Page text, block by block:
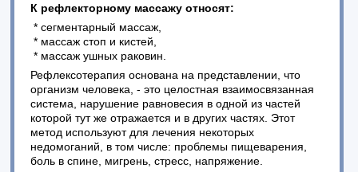
К рефлекторному массажу относят:
* сегментарный массаж,
* массаж стоп и кистей,
* массаж ушных раковин.
Рефлексотерапия основана на представлении, что
организм человека, - это целостная взаимосвязанная
система, нарушение равновесия в одной из частей
которой тут же отражается и в других частях. Этот
метод используют для лечения некоторых
недомоганий, в том числе: проблемы пищеварения,
боль в спине, мигрень, стресс, напряжение.